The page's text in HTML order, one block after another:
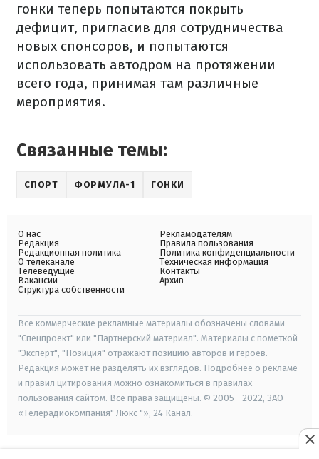
гонки теперь попытаются покрыть
дефицит, пригласив для сотрудничества
новых спонсоров, и попытаются
использовать автодром на протяжении
всего года, принимая там различные
мероприятия.
Связанные темы:
СПОРТ ФОРМУЛА-1 ГОНКИ
О нас
Редакция
Редакционная политика
О телеканале
Телеведущие
Вакансии
Структура собственности
Рекламодателям
Правила пользования
Политика конфиденциальности
Техническая информация
Контакты
Архив
Все коммерческие рекламные материалы обозначены словами
"Спецпроект" или "Партнерский материал". Материалы с пометкой
"Эксперт", "Позиция" отражают позицию авторов и героев.
Редакция может не разделять их взглядов. Подробнее о рекламе
и правил цитирования можно ознакомиться в правилах
пользования сайтом. Все права защищены. © 2005—2022, ЗАО
«Телерадиокомпания" Люкс "», 24 Канал.